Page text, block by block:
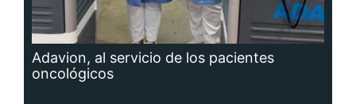
Adavion, al servicio de los pacientes
oncológicos